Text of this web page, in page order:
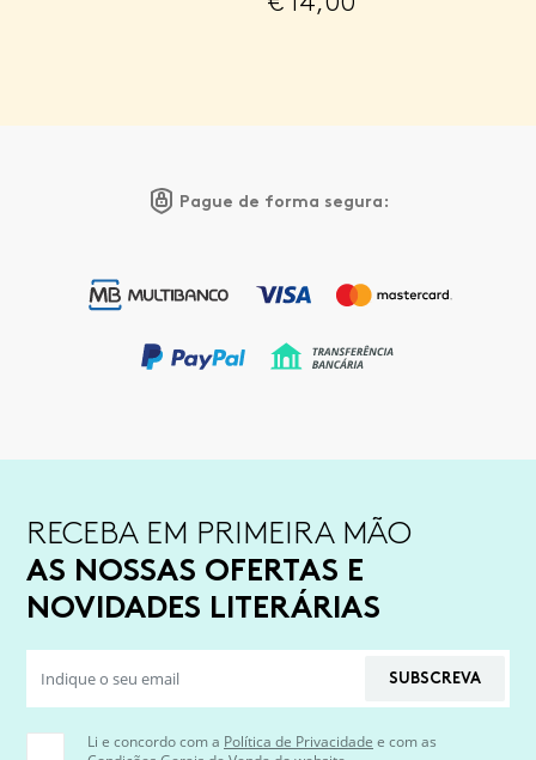
Pague de forma segura:
RECEBA EM PRIMEIRA MÃO
AS NOSSAS OFERTAS E
NOVIDADES LITERÁRIAS
SUBSCREVA
Li e concordo com a Política de Privacidade e com as